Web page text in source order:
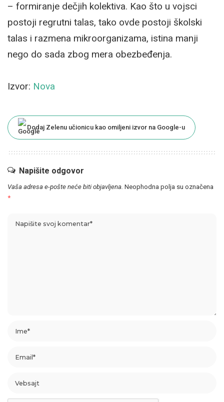
– formiranje dečjih kolektiva. Kao što u vojsci
postoji regrutni talas, tako ovde postoji školski
talas i razmena mikroorganizama, istina manji
nego do sada zbog mera obezbeđenja.
Izvor: Nova
Dodaj Zelenu učionicu kao omiljeni izvor na Google-u
Napišite odgovor
Vaša adresa e-pošte neće biti objavljena. Neophodna polja su označena
*